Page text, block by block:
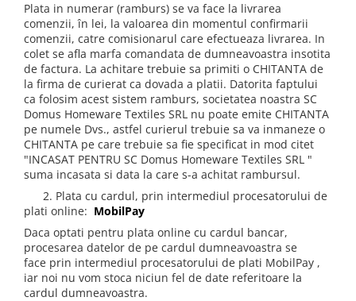
Plata in numerar (ramburs) se va face la livrarea
comenzii, în lei, la valoarea din momentul confirmarii
comenzii, catre comisionarul care efectueaza livrarea. In
colet se afla marfa comandata de dumneavoastra insotita
de factura. La achitare trebuie sa primiti o CHITANTA de
la firma de curierat ca dovada a platii. Datorita faptului
ca folosim acest sistem ramburs, societatea noastra SC
Domus Homeware Textiles SRL nu poate emite CHITANTA
pe numele Dvs., astfel curierul trebuie sa va inmaneze o
CHITANTA pe care trebuie sa fie specificat in mod citet
"INCASAT PENTRU SC Domus Homeware Textiles SRL "
suma incasata si data la care s-a achitat rambursul.
2. Plata cu cardul, prin intermediul procesatorului de
plati online: MobilPay
Daca optati pentru plata online cu cardul bancar,
procesarea datelor de pe cardul dumneavoastra se
face prin intermediul procesatorului de plati MobilPay ,
iar noi nu vom stoca niciun fel de date referitoare la
cardul dumneavoastra.